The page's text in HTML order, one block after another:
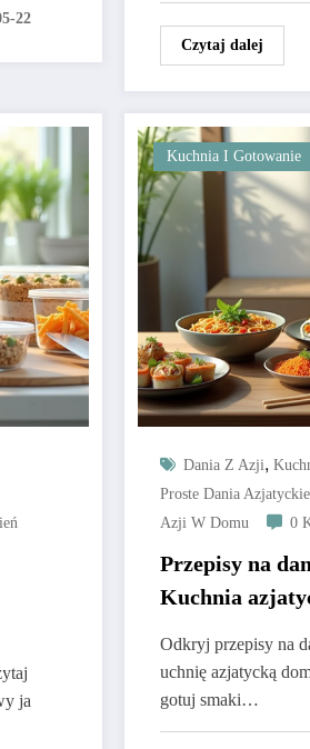
22
Czytaj dalej
ja
Kuchnia I Gotowanie
Dania Z Azji,
Proste Dania Azjatyckie
Azji W Domu
0
Przepisy na
Kuchnia
Odkryj przepisy na
uchnię azjatycką
gotuj smaki…